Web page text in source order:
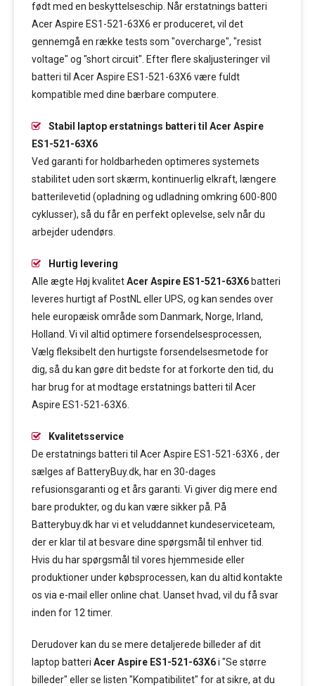
født med en beskyttelseschip. Når erstatnings batteri
Acer Aspire ES1-521-63X6 er produceret, vil det
gennemgå en række tests som "overcharge", "resist
voltage" og "short circuit". Efter flere skaljusteringer vil
batteri til Acer Aspire ES1-521-63X6 være fuldt
kompatible med dine bærbare computere.
Stabil laptop erstatnings batteri til Acer Aspire
ES1-521-63X6
Ved garanti for holdbarheden optimeres systemets
stabilitet uden sort skærm, kontinuerlig elkraft, længere
batterilevetid (opladning og udladning omkring 600-800
cyklusser), så du får en perfekt oplevelse, selv når du
arbejder udendørs.
Hurtig levering
Alle ægte Høj kvalitetAcer Aspire ES1-521-63X6 batteri
leveres hurtigt af PostNL eller UPS, og kan sendes over
hele europæisk område som Danmark, Norge, Irland,
Holland. Vi vil altid optimere forsendelsesprocessen,
Vælg fleksibelt den hurtigste forsendelsesmetode for
dig, så du kan gøre dit bedste for at forkorte den tid, du
har brug for at modtage erstatnings batteri til Acer
Aspire ES1-521-63X6.
Kvalitetsservice
De erstatnings batteri til Acer Aspire ES1-521-63X6 , der
sælges af BatteryBuy.dk, har en 30-dages
refusionsgaranti og et års garanti. Vi giver dig mere end
bare produkter, og du kan være sikker på. På
Batterybuy.dk har vi et veluddannet kundeserviceteam,
der er klar til at besvare dine spørgsmål til enhver tid.
Hvis du har spørgsmål til vores hjemmeside eller
produktioner under købsprocessen, kan du altid kontakte
os via e-mail eller online chat. Uanset hvad, vil du få svar
inden for 12 timer.
Derudover kan du se mere detaljerede billeder af dit
laptop batteri Acer Aspire ES1-521-63X6i "Se større
billeder" eller se listen "Kompatibilitet" for at sikre, at du